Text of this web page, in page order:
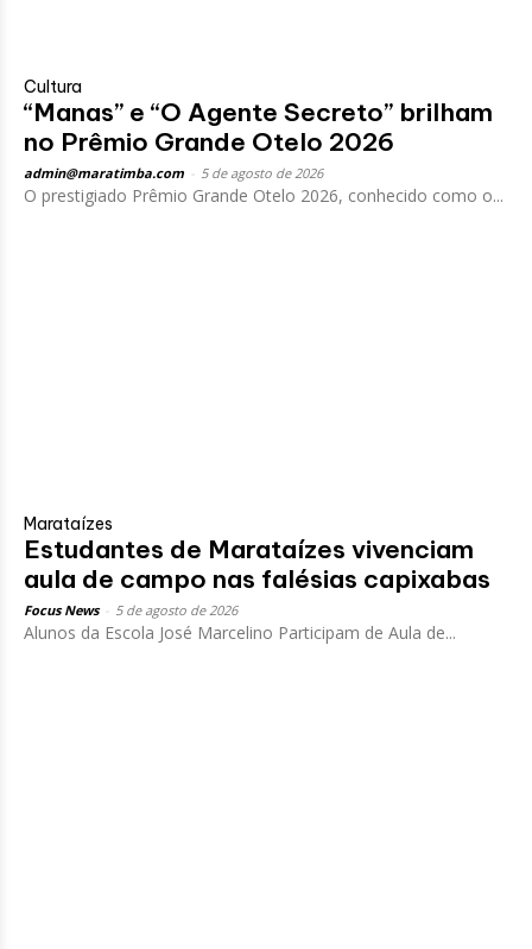
Cultura
“Manas” e “O Agente Secreto” brilham
no Prêmio Grande Otelo 2026
admin@maratimba.com 5 de agosto de 2026
O prestigiado Prêmio Grande Otelo 2026, conhecido como o...
Marataízes
Estudantes de Marataízes vivenciam
aula de campo nas falésias capixabas
Focus News 5 de agosto de 2026
Alunos da Escola José Marcelino Participam de Aula de...